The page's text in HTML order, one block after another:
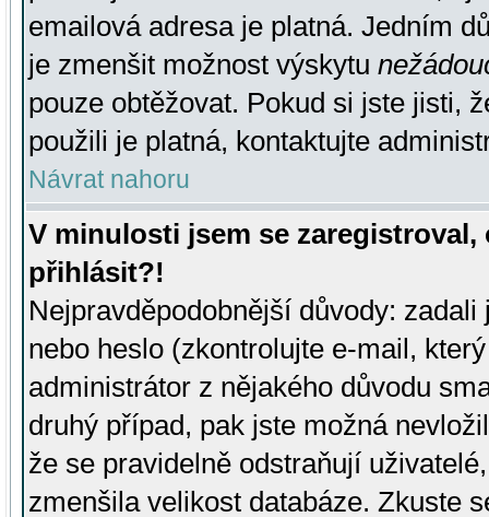
emailová adresa je platná. Jedním
je zmenšit možnost výskytu
pouze obtěžovat. Pokud si jste jisti,
použili je platná, kontaktujte
Návrat nahoru
V minulosti jsem se
přihlásit?!
Nejpravděpodobnější důvody:
nebo heslo (zkontrolujte e-mail,
administrátor z nějakého důvodu
druhý případ, pak jste možná
že se pravidelně odstraňují
zmenšila velikost databáze. Zkuste